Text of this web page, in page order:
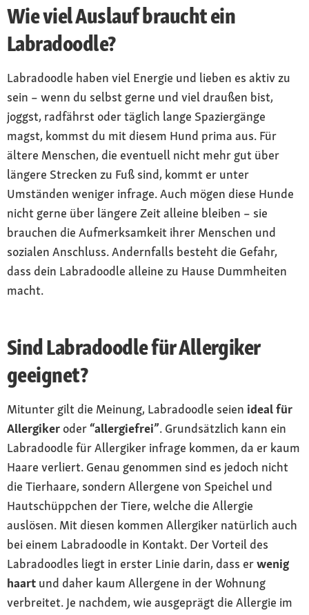
Wie viel Auslauf braucht ein
Labradoodle?
Labradoodle haben viel Energie und lieben es aktiv zu
sein – wenn du selbst gerne und viel draußen bist,
joggst, radfährst oder täglich lange Spaziergänge
magst, kommst du mit diesem Hund prima aus. Für
ältere Menschen, die eventuell nicht mehr gut über
längere Strecken zu Fuß sind, kommt er unter
Umständen weniger infrage. Auch mögen diese Hunde
nicht gerne über längere Zeit alleine bleiben – sie
brauchen die Aufmerksamkeit ihrer Menschen und
sozialen Anschluss. Andernfalls besteht die Gefahr,
dass dein Labradoodle alleine zu Hause Dummheiten
macht.
Sind Labradoodle für Allergiker
geeignet?
Mitunter gilt die Meinung, Labradoodle seien ideal für
Allergiker oder “allergiefrei”. Grundsätzlich kann ein
Labradoodle für Allergiker infrage kommen, da er kaum
Haare verliert. Genau genommen sind es jedoch nicht
die Tierhaare, sondern Allergene von Speichel und
Hautschüppchen der Tiere, welche die Allergie
auslösen. Mit diesen kommen Allergiker natürlich auch
bei einem Labradoodle in Kontakt. Der Vorteil des
Labradoodles liegt in erster Linie darin, dass erwenig
haart und daher kaum Allergene in der Wohnung
verbreitet. Je nachdem, wie ausgeprägt die Allergie im